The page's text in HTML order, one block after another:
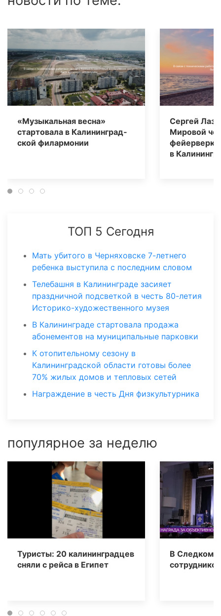
«Музыкальная весна»
стартовала в Калининград­
ской филармонии
Сергей
Мировой
в
ТОП 5 Сегодня
Мать убитого в Черняховске 7-летнего
ребенка выступила с последним словом
Телебашня в Калининграде засияет
праздничной подсветкой в честь 80-летия
Историко-художественного музея
В Калининграде стартовала продажа
абонементов на муниципальные парковки
К отопительному сезону в
Калининградской области готовы более
70% жилых домов и тепловых сетей
Награждение в честь Дня физкультурника
популярное за неделю
Туристы: 20 калининградцев
сняли с рейса в Египет
В Следкоме